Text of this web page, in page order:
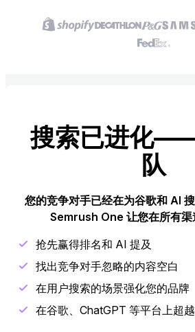
搜索已进化
队
您的竞争对手已经在为谷歌和 AI
Semrush One 让您在所有渠
抢先赢得排名和 AI 提及
找出竞争对手忽略的内容空白
在用户搜索的场景强化您的品牌
在谷歌、ChatGPT 等平台上超